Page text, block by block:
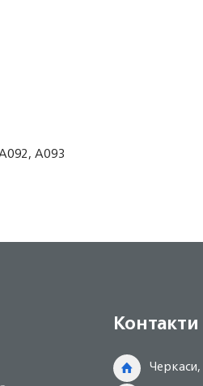
A093
Контакти